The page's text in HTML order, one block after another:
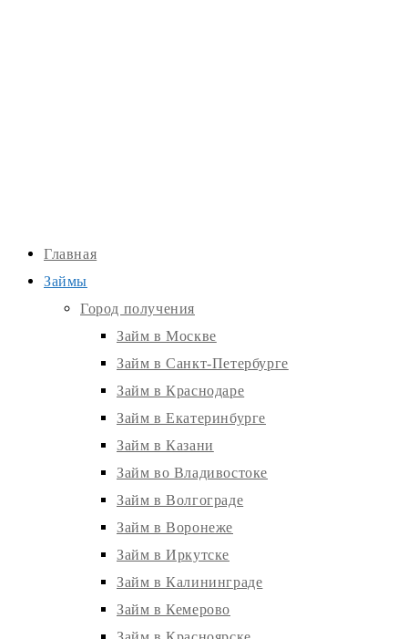
Главная
Займы
Город получения
Займ в Москве
Займ в Санкт-Петербурге
Займ в Краснодаре
Займ в Екатеринбурге
Займ в Казани
Займ во Владивостоке
Займ в Волгограде
Займ в Воронеже
Займ в Иркутске
Займ в Калининграде
Займ в Кемерово